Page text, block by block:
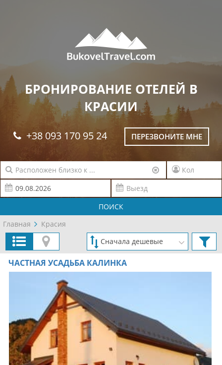
БРОНИРОВАНИЕ ОТЕЛЕЙ В
КРАСИИ
+38 093 170 95 24 ПЕРЕЗВОНИТЕ МНЕ
ПОИСК
Главная
Красия
ЧАСТНАЯ УСАДЬБА КАЛИНКА